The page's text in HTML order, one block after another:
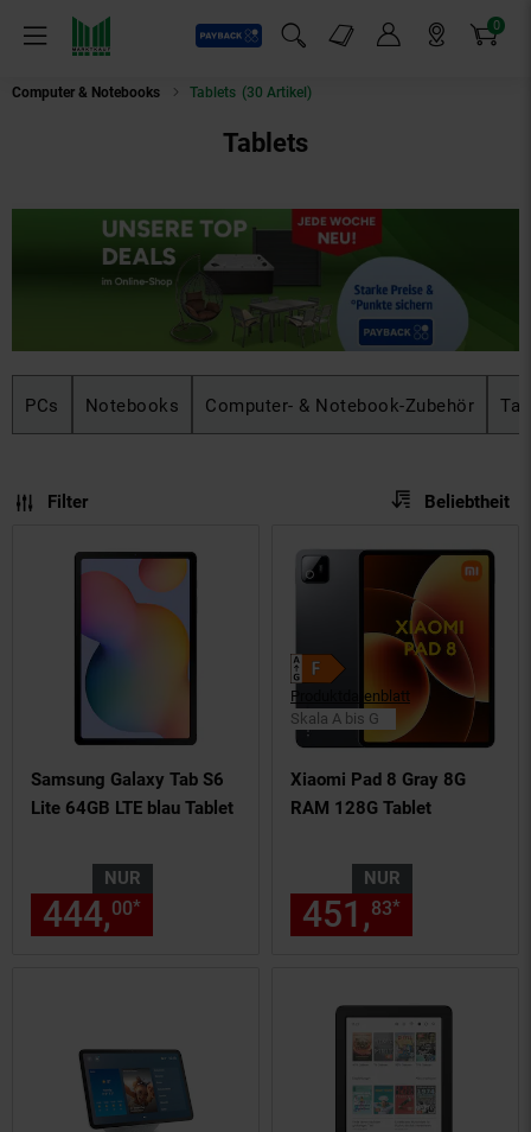
Menü
Payback
Suchfeld einblenden
Markt-Angebote 0
Artikel
Computer & Notebooks Tablets (30 Artikel)
Tablets
PCs Notebooks Computer- & Notebook-Zubehör
Filter Sortierung:
Beliebtheit
Samsung Galaxy Tab S6
Lite 64GB LTE blau Tablet
NUR
444,00* € Sternchen
Xiaomi Pad 8 Gray 8G
RAM 128G Tablet
NUR
451,83*
Produktdatenblatt
Skala A bis G